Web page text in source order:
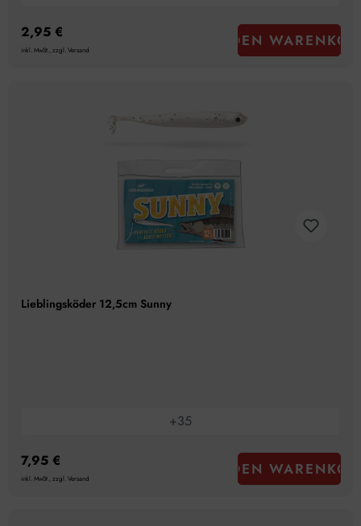
2,95 €
inkl. MwSt., zzgl. Versand IN DEN
Lieblingsköder 12,5cm Sunny
+35
7,95 €
inkl. MwSt., zzgl. Versand IN DEN